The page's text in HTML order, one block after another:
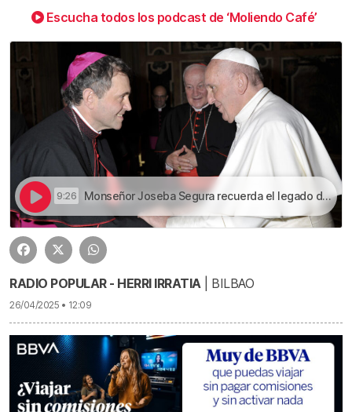
Escucha todos los podcast de ‘Moliendo Café’
9:26 Monseñor Joseba Segura recuerda el legado del Papa Francisco | Monseñor Joseba Segura recuerda el legado del Papa Francisco
RADIO POPULAR - HERRI IRRATIA| BILBAO
26/04/2025 • 12:09